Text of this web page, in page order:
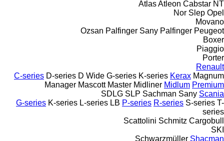
AtlasAtleon Cabstar NT
Nor Slep Opel
Movano
Ozsan Palfinger Sany Palfinger Peugeot
Boxer
Piaggio
Porter
Renault
C-series D-series D Wide G-series K-series Kerax Magnum
Manager Mascott Master Midliner Midlum Premium
SDLG SLP Sachman Sany Scania
G-series K-series L-series LB P-series R-series S-series T-
series
Scattolini Schmitz Cargobull
SKI
Schwarzmüller Shacman